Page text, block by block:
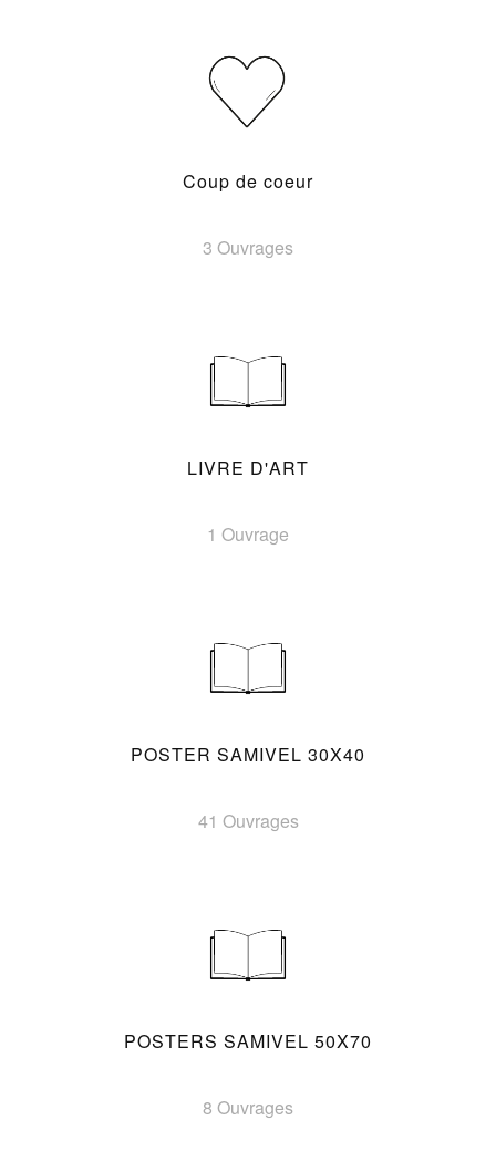
Coup de coeur
3 Ouvrages
LIVRE D'ART
1 Ouvrage
POSTER SAMIVEL 30X40
41 Ouvrages
POSTERS SAMIVEL 50X70
8 Ouvrages